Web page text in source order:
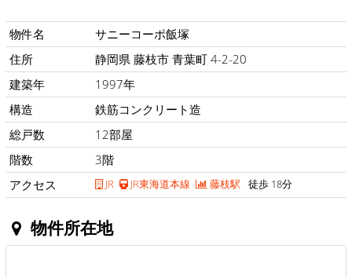
物件名
サニーコーポ飯塚
住所
静岡県 藤枝市 青葉町 4-2-20
建築年
1997年
構造
鉄筋コンクリート造
総戸数
12部屋
階数
3階
アクセス
JR JR東海道本線 藤枝駅 徒歩 18分
物件所在地